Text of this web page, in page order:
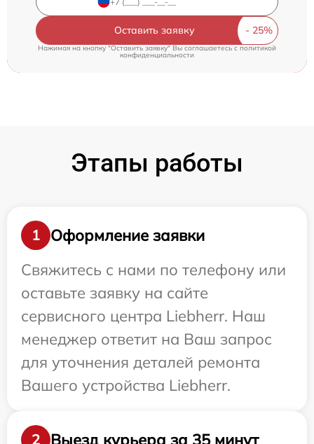
Оставить заявку
Нажимая на кнопку "Оставить заявку" Вы соглашаетесь cполитикой
конфиденциальности
Этапы работы
1
Оформление заявки
Свяжитесь с нами по телефону или
оставьте заявку на сайте
сервисного центра Liebherr. Наш
менеджер ответит на Ваш запрос
для уточнения деталей ремонта
Вашего устройства Liebherr.
2 Выезд курьера за 35 минут